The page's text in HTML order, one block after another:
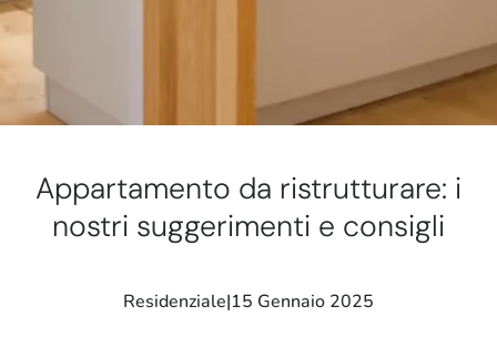
Appartamento da ristrutturare: i
nostri suggerimenti e consigli
Residenziale|15 Gennaio 2025